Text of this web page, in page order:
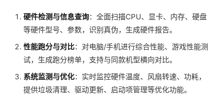
硬件检测与信息查询：全面扫描CPU、显卡、内存、硬盘
等硬件型号、参数，识别真伪，生成硬件报告。
性能跑分与对比：对电脑/手机进行综合性能、游戏性能测
试，生成跑分榜单，支持与同款机型横向对比。
系统监测与优化：实时监控硬件温度、风扇转速、功耗，
提供垃圾清理、驱动更新、启动项管理等优化功能。